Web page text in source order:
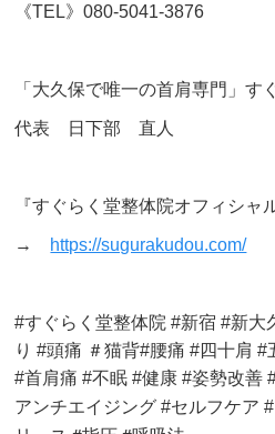
《TEL》080-5041-3876
「大久保で唯一の首肩専門」す
代表 日下部 直人
『すぐらく堂整体院オフィシャ
→ https://sugurakudou.com/
#すぐらく堂整体院 #新宿 #新大
り #頭痛 ＃猫背#腰痛 #四十肩
#首肩痛 #不眠 #健康 #姿勢改善
アンチエイジング #セルフケア #